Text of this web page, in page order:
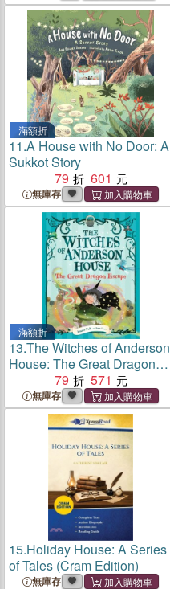
滿額折
11.A House with No Door: A
Sukkot Story
79
601
無庫存
滿額折
13.The Witches of Anderson
House: The Great Dragon
79 571
無庫存
15.Holiday House: A Series
of Tales (Cram Edition)
無庫存